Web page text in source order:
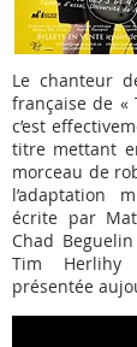
Le chanteur
française de «
c’est
titre mettant
morceau de
l’adaptation
écrite par
Chad
Tim
présentée